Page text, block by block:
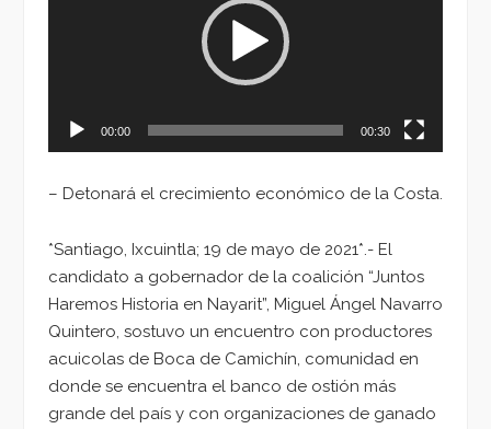
00:00 00:30
– Detonará el crecimiento económico de la Costa.
*Santiago, Ixcuintla; 19 de mayo de 2021*.- El
candidato a gobernador de la coalición “Juntos
Haremos Historia en Nayarit”, Miguel Ángel Navarro
Quintero, sostuvo un encuentro con productores
acuicolas de Boca de Camichín, comunidad en
donde se encuentra el banco de ostión más
grande del país y con organizaciones de ganado